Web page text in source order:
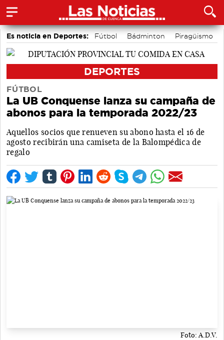
Es noticia en Deportes: Fútbol Bádminton
Piragüismo
Motor
Área de Deportes
DEPORTES
FÚTBOL
La UB Conquense lanza su campaña de
abonos para la temporada 2022/23
Aquellos socios que renueven su abono hasta el 16 de
agosto recibirán una camiseta de la Balompédica de
regalo
Foto: A.D.V.